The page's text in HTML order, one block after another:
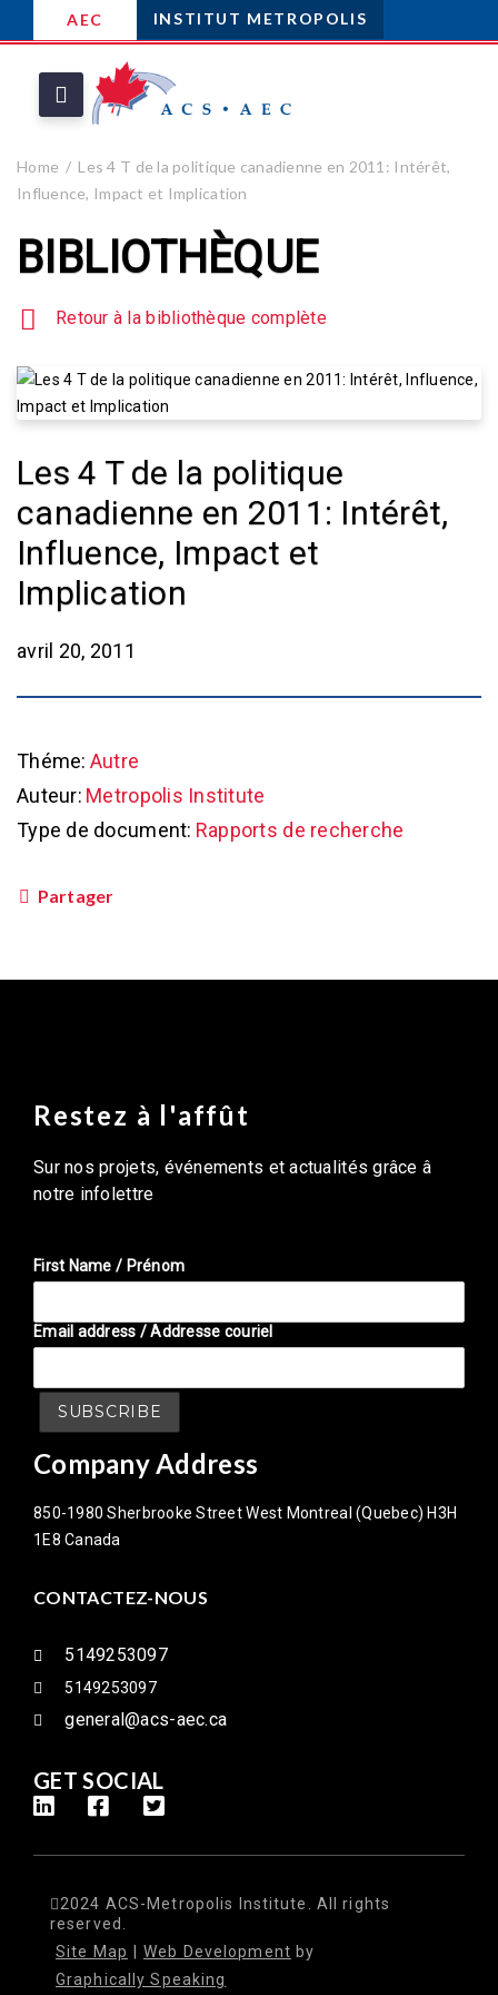
AEC INSTITUT METROPOLIS
Home
Les 4 T de la politique canadienne en 2011: Intérêt,
Influence, Impact et Implication
BIBLIOTHÈQUE
Retour à la bibliothèque complète
Les 4 T de la politique
canadienne en 2011: Intérêt,
Influence, Impact et
Implication
avril 20, 2011
Théme: Autre
Auteur: Metropolis Institute
Type de document: Rapports de recherche
Partager
Restez à l'affût
Sur nos projets, événements et actualités grâce â
notre infolettre
First Name / Prénom
Email address / Addresse couriel
Company Address
850-1980 Sherbrooke Street West Montreal (Quebec) H3H
1E8 Canada
CONTACTEZ-NOUS
5149253097
5149253097
general@acs-aec.ca
GET SOCIAL
2024 ACS-Metropolis Institute. All rights
reserved.
Site Map
Web Development by
Graphically Speaking